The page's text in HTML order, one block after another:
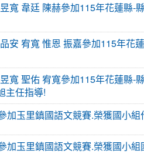
寬 韋廷 陳赫參加115年花蓮縣-
安 宥寬 惟恩 振嘉參加115年花
寬 聖佑 宥寬參加115年花蓮縣-
主任指導!
加玉里鎮國語文競賽.榮獲國小
加玉里鎮國語文競賽.榮獲國小